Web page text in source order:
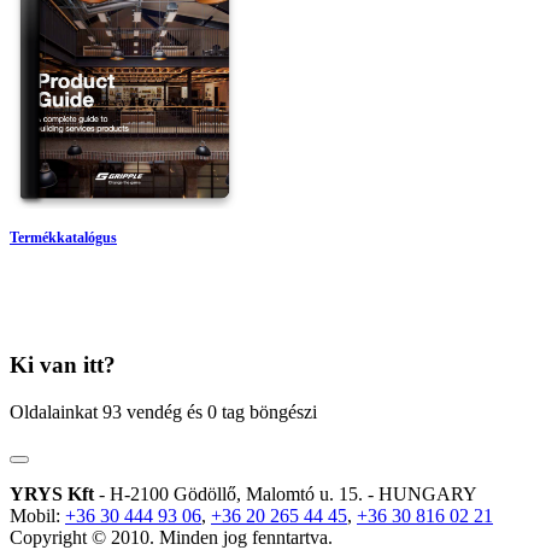
Termékkatalógus
Ki van itt?
Oldalainkat 93 vendég és 0 tag böngészi
YRYS Kft - H-2100 Gödöllő, Malomtó u. 15. - HUNGARY
Mobil: +36 30 444 93 06, +36 20 265 44 45, +36 30 816 02 21
Copyright © 2010. Minden jog fenntartva.